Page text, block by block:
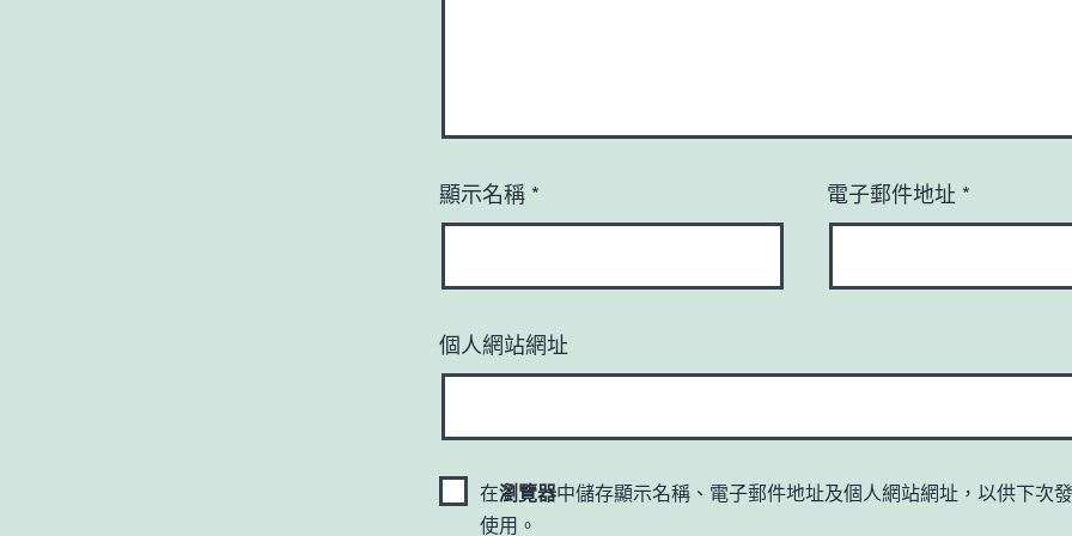
顯示名稱 * 電子郵件地址 *
個人網站網址
在瀏覽器中儲存顯示名稱、電子郵件地址及個人網站網址，以供下次
使用。